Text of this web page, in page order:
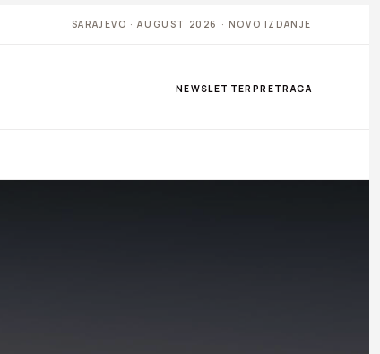
SARAJEVO · AUGUST 2026 · NOVO IZDANJE
NEWSLETTER PRETRAGA